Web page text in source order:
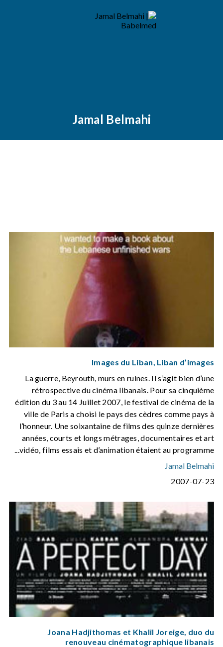
Jamal Belmahi
Images du Liban, Liban d’images
La guerre, Beyrouth, murs en ruines. Il s’agit bien d’une
rétrospective du cinéma libanais. Pour sa cinquième
édition du 3 au 14 Juillet 2007, le festival de cinéma de la
ville de Paris a choisi le pays des cèdres comme pays à
l’honneur. Une soixantaine de films des quinze dernières
années, courts et longs métrages, documentaires et art
vidéo, films essais et d’animation étaient au programme...
Jamal Belmahi
2007-07-23
Joana Hadjithomas et Khalil Joreige, duo du
renouveau cinématographique libanais